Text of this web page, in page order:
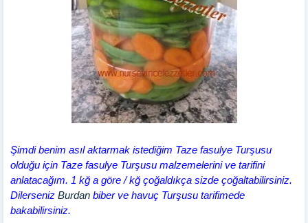
Şimdi benim asıl aktarmak istediğim Taze fasulye Turşusu
olduğu için Taze fasulye Turşusu malzemelerini ve tarifini
anlatacağım. 1 kğ a göre / kğ çoğaldıkça sizde çoğaltabilirsiniz.
Dilerseniz Burdan biber ve havuç Turşusu tarifimede
bakabilirsiniz.